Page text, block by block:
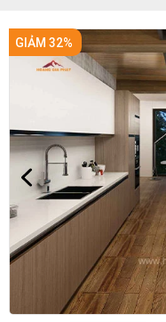
GIẢM 32%